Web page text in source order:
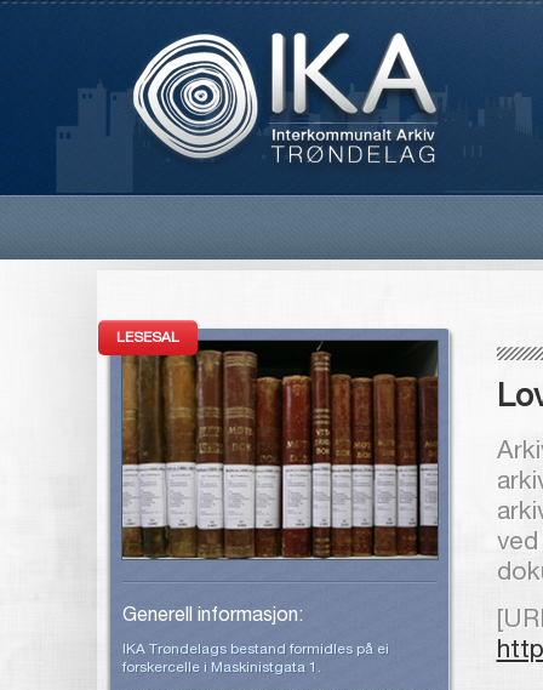
LESESAL
Generell informasjon:
IKA Trøndelags bestand formidles på ei
forskercelle i Maskinistgata 1.